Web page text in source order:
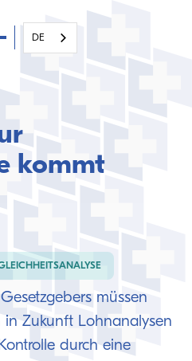
DE
kommt
müssen
in Zukunft Lohnanalysen
durch eine